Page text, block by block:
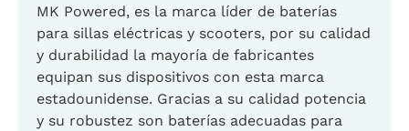
MK Powered, es la marca líder de baterías
para sillas eléctricas y scooters, por su calidad
y durabilidad la mayoría de fabricantes
equipan sus dispositivos con esta marca
estadounidense. Gracias a su calidad potencia
y su robustez son baterías adecuadas para